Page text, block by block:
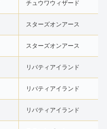
チュウワウィザード
スターズオンアース
スターズオンアース
リバティアイランド
リバティアイランド
リバティアイランド